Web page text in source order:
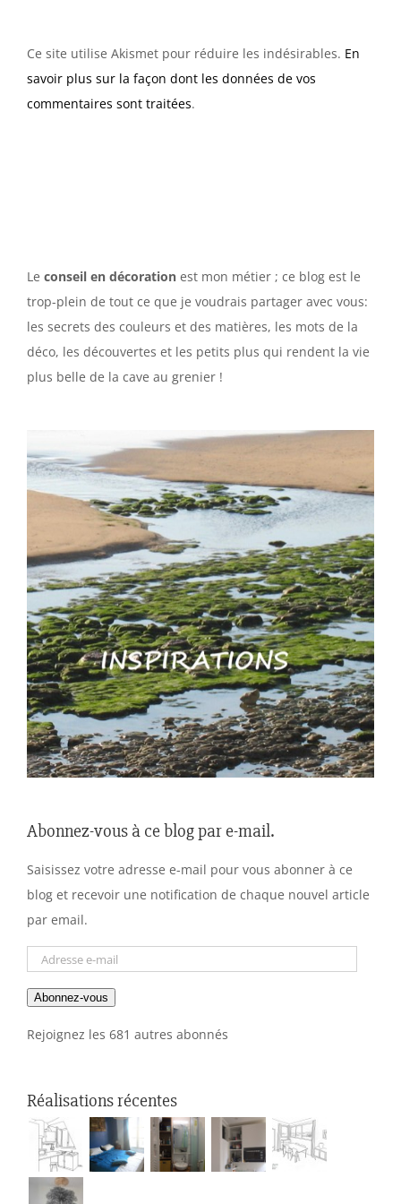
Ce site utilise Akismet pour réduire les indésirables. En
savoir plus sur la façon dont les données de vos
commentaires sont traitées.
Le conseil en décoration est mon métier ; ce blog est le
trop-plein de tout ce que je voudrais partager avec vous:
les secrets des couleurs et des matières, les mots de la
déco, les découvertes et les petits plus qui rendent la vie
plus belle de la cave au grenier !
Abonnez-vous à ce blog par e-mail.
Saisissez votre adresse e-mail pour vous abonner à ce
blog et recevoir une notification de chaque nouvel article
par email.
Adresse
mail
Abonnez-vous
Rejoignez les 681 autres abonnés
Réalisations récentes